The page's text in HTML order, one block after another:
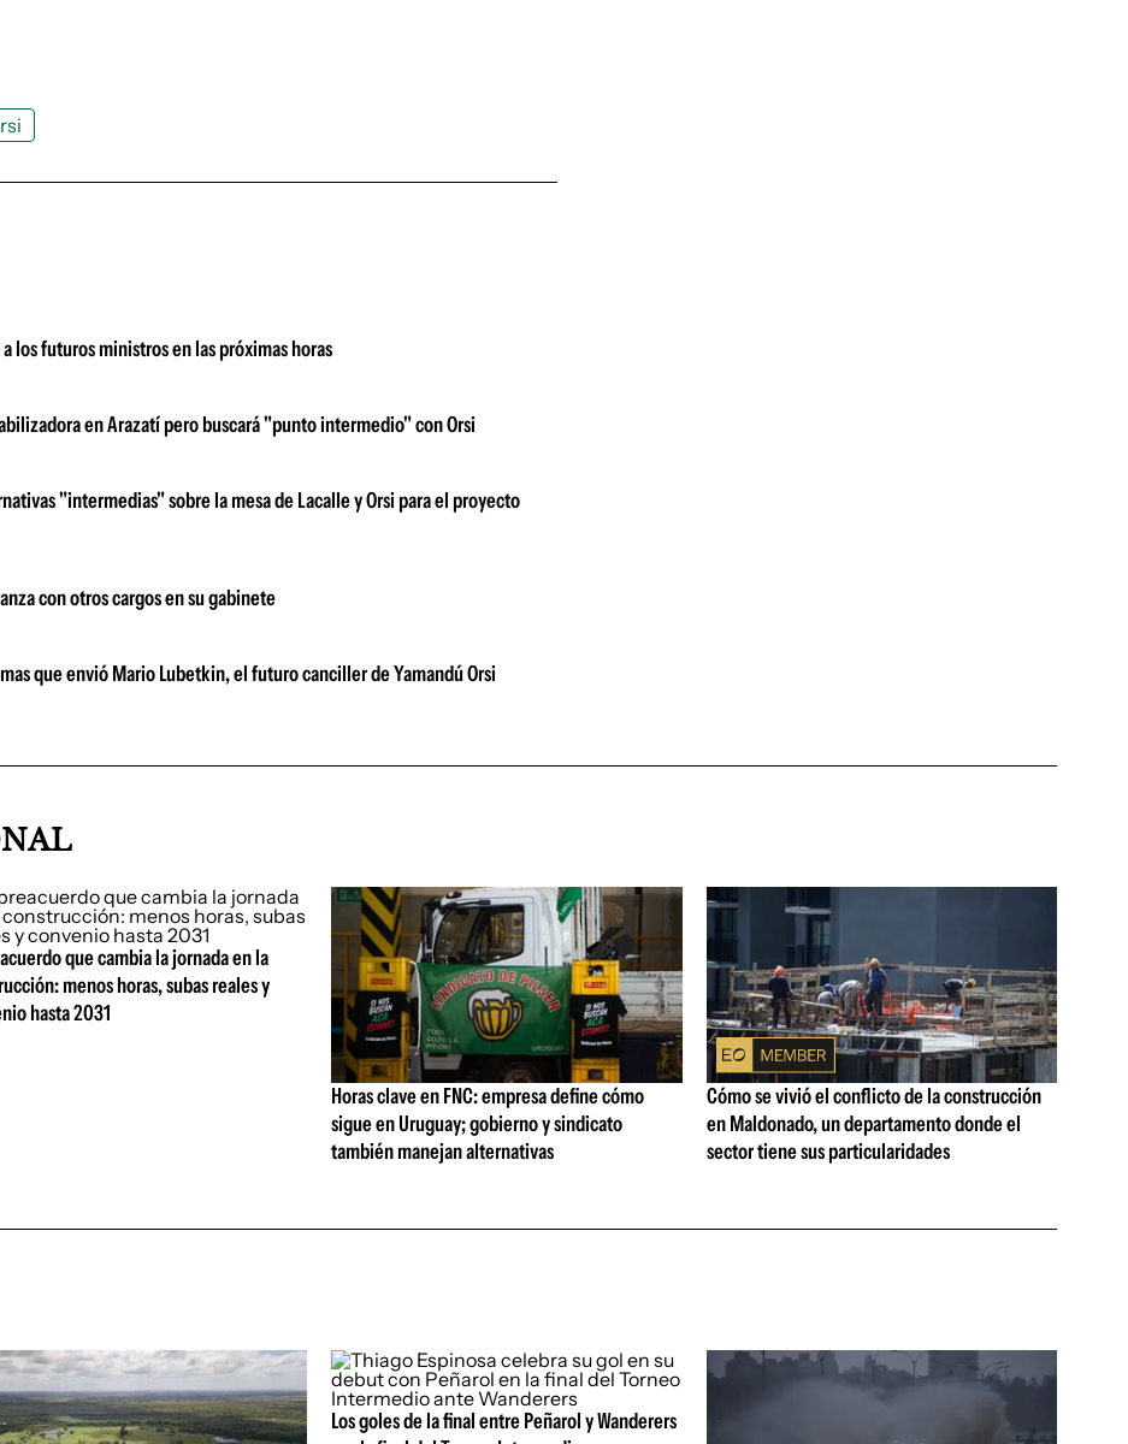
los futuros ministros en las próximas horas
en Arazatí pero buscará "punto intermedio" con Orsi
"intermedias" sobre la mesa de Lacalle y Orsi para el proyecto
con otros cargos en su gabinete
que envió Mario Lubetkin, el futuro canciller de Yamandú Orsi
que cambia la jornada en la
menos horas, subas reales y
hasta 2031
Horas clave en FNC: empresa define cómo
sigue en Uruguay; gobierno y sindicato
también manejan alternativas
Cómo se vivió el conflicto de la construcción
en Maldonado, un departamento donde el
sector tiene sus particularidades
Los goles de la final entre Peñarol y Wanderers